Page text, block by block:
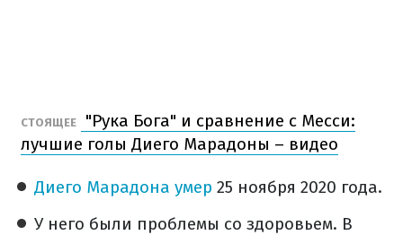
СТОЯЩЕЕ
"Рука Бога" и сравнение с Месси:
лучшие голы Диего Марадоны – видео
Диего Марадона умер 25 ноября 2020 года.
У него были проблемы со здоровьем. В